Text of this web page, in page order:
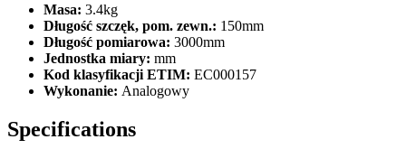
Masa: 3.4kg
Długość szczęk, pom. zewn.: 150mm
Długość pomiarowa: 3000mm
Jednostka miary: mm
Kod klasyfikacji ETIM: EC000157
Wykonanie: Analogowy
Specifications